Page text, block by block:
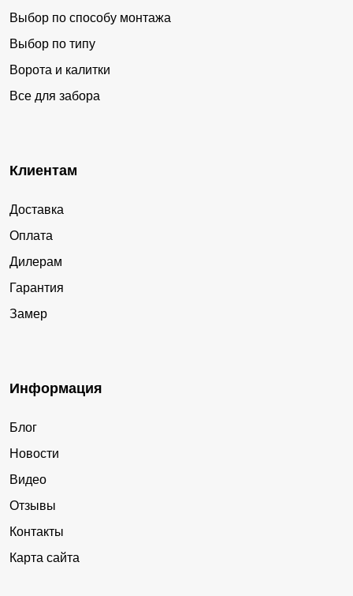
Выбор по способу монтажа
Выбор по типу
Ворота и калитки
Все для забора
Клиентам
Доставка
Оплата
Дилерам
Гарантия
Замер
Информация
Блог
Новости
Видео
Отзывы
Контакты
Карта сайта